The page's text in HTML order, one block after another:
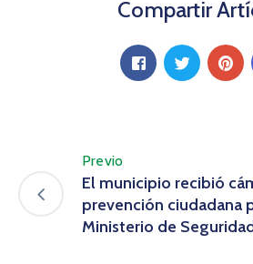
Compartir
Previo
El municipio recibió
prevención ciudadana
Ministerio de